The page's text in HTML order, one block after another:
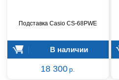
Подставка Casio CS-68PWE
В наличии
18 300 р.